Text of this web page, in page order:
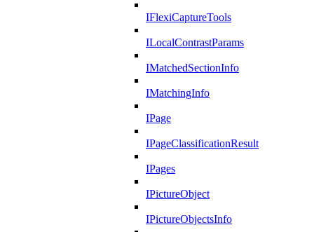
IFlexiCaptureTools
ILocalContrastParams
IMatchedSectionInfo
IMatchingInfo
IPage
IPageClassificationResult
IPages
IPictureObject
IPictureObjectsInfo